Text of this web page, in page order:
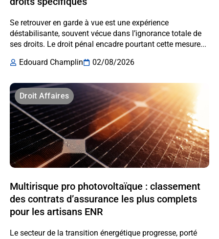
Se retrouver en garde à vue est une expérience
déstabilisante, souvent vécue dans l’ignorance totale de
ses droits. Le droit pénal encadre pourtant cette mesure...
Edouard Champlin
02/08/2026
Droit Affaires
Multirisque pro photovoltaïque : classement
des contrats d’assurance les plus complets
pour les artisans ENR
Le secteur de la transition énergétique progresse, porté